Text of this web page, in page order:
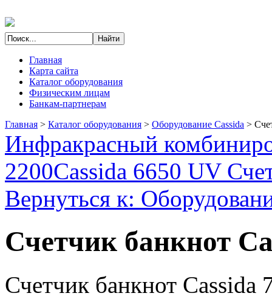
Главная
Карта сайта
Каталог оборудования
Физическим лицам
Банкам-партнерам
Главная > Каталог оборудования > Оборудование Cassida >
Инфракрасный
2200Cassida 6650 UV
Вернуться к:
Счетчик банкнот
Счетчик банкнот Cassida